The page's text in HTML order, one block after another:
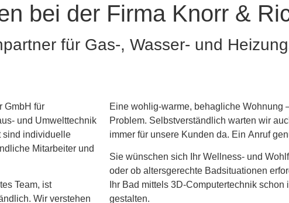
bei Klein- und
bei der Firma Knorr &
für Gas-, Wasser- und
GmbH für
und Umwelttechnik
sind individuelle
Mitarbeiter und
Team, ist
Wir verstehen
Eine wohlig-warme, behagliche Wohnung
Problem. Selbstverständlich warten wir
immer für unsere Kunden da. Ein Anruf
Sie wünschen sich Ihr Wellness- und
oder ob altersgerechte Badsituationen
Ihr Bad mittels 3D-Computertechnik
gestalten.